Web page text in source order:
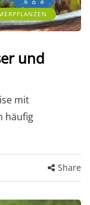
und
mit
häufig
Share